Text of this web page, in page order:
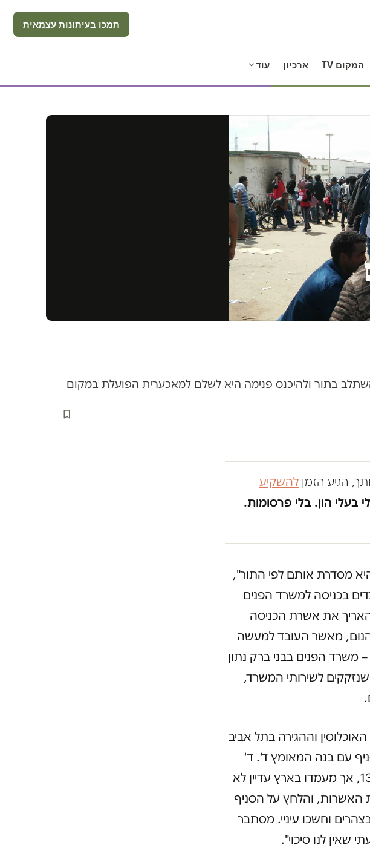
תמכו בעיתונות עצמאית
המקום TV ארכיון עוד
בתור ולהיכנס פנימה היא לשלם למאכערית הפועלת במקום
הגיע הזמן להשקיע
בעלי הון. בלי פרסומות.
10 שקל, 16 שקל, והיא מסדרת אותם לפי התור",
בכניסה למשרד הפנים
את אשרת הכניסה
מאשר העובד למעשה
הפנים בבני ברק נתון
לשירותי המשרד,
וההגירה בתל אביב
עם בנה המאומץ ד'. ד'
הגיע מאריתריאה לפני כשבע שנים כשהיה בן 13, אך מעמדו בארץ עדיין לא
האשרות, והלחץ על הסניף
ברק אדיר. הגעתי עם הבן שלי בשעה 12 בצהרים וחשכו עיניי. מסתבר